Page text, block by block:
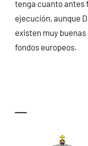
tenga cuanto antes
ejecución, aunque
existen muy
fondos europeos.
—